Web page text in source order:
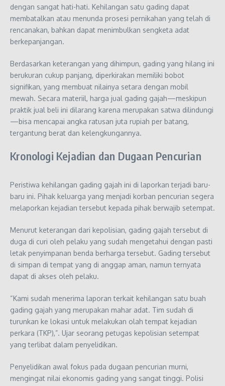
dengan sangat hati-hati. Kehilangan satu gading dapat
membatalkan atau menunda prosesi pernikahan yang telah di
rencanakan, bahkan dapat menimbulkan sengketa adat
berkepanjangan.
Berdasarkan keterangan yang dihimpun, gading yang hilang ini
berukuran cukup panjang, diperkirakan memiliki bobot
signifikan, yang membuat nilainya setara dengan mobil
mewah. Secara materiil, harga jual gading gajah—meskipun
praktik jual beli ini dilarang karena merupakan satwa dilindungi
—bisa mencapai angka ratusan juta rupiah per batang,
tergantung berat dan kelengkungannya.
Kronologi Kejadian dan Dugaan Pencurian
Peristiwa kehilangan gading gajah ini di laporkan terjadi baru-
baru ini. Pihak keluarga yang menjadi korban pencurian segera
melaporkan kejadian tersebut kepada pihak berwajib setempat.
Menurut keterangan dari kepolisian, gading gajah tersebut di
duga di curi oleh pelaku yang sudah mengetahui dengan pasti
letak penyimpanan benda berharga tersebut. Gading tersebut
di simpan di tempat yang di anggap aman, namun ternyata
dapat di akses oleh pelaku.
“Kami sudah menerima laporan terkait kehilangan satu buah
gading gajah yang merupakan mahar adat. Tim sudah di
turunkan ke lokasi untuk melakukan olah tempat kejadian
perkara (TKP),”. Ujar seorang petugas kepolisian setempat
yang terlibat dalam penyelidikan.
Penyelidikan awal fokus pada dugaan pencurian murni,
mengingat nilai ekonomis gading yang sangat tinggi. Polisi